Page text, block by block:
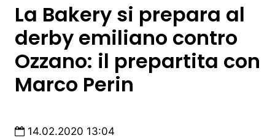
La Bakery si prepara al
derby emiliano contro
Ozzano: il prepartita con
Marco Perin
14.02.2020 13:04